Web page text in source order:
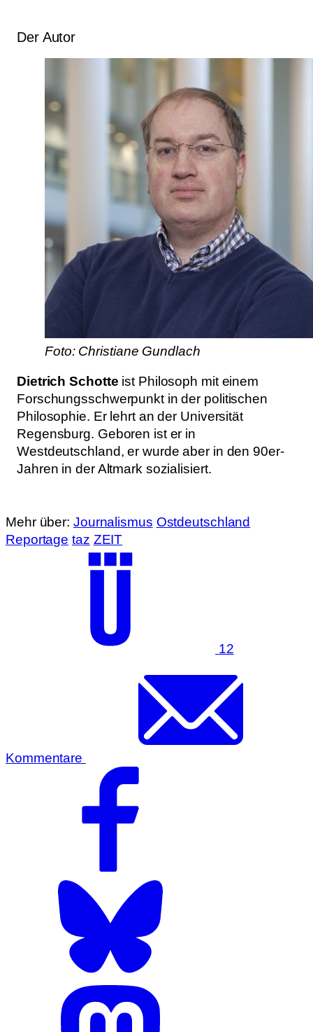
Der Autor
Foto: Christiane Gundlach
Dietrich Schotte ist Philosoph mit einem
Forschungsschwerpunkt in der politischen
Philosophie. Er lehrt an der Universität
Regensburg. Geboren ist er in
Westdeutschland, er wurde aber in den 90er-
Jahren in der Altmark sozialisiert.
Mehr über: Journalismus Ostdeutschland
Reportage taz ZEIT
12
Kommentare